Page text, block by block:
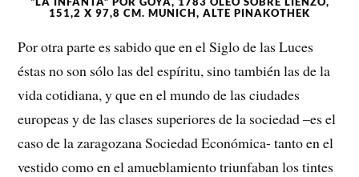
151,2 X 97,8 CM. MUNICH, ALTE PINAKOTHEK
Por otra parte es sabido que en el Siglo de las Luces
éstas no son sólo las del espíritu, sino también las de la
vida cotidiana, y que en el mundo de las ciudades
europeas y de las clases superiores de la sociedad –es el
caso de la zaragozana Sociedad Económica- tanto en el
vestido como en el amueblamiento triunfaban los tintes